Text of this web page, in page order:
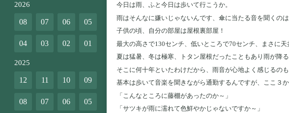
今日は雨、ふと今日は歩いて行こうか。
雨はそんなに嫌いじゃないんです、傘に当たる音を聞くの
子供の頃、自分の部屋は屋根裏部屋！
最大の高さで130センチ、低いところで70センチ、まさに天
夏は猛暑、冬は極寒、トタン屋根だったこともあり雨が降
そこに何十年といたわけだから、雨音が心地よく感じるの
基本は歩いて音楽を聞きながら通勤するんですが、ここ３
「こんなところに藤棚があったのか～」
「サツキが雨に濡れて色鮮やかじゃないですか～」
2026
08 07 06 05
04 03 02 01
2025
12 11 10 09
08 07 06 05